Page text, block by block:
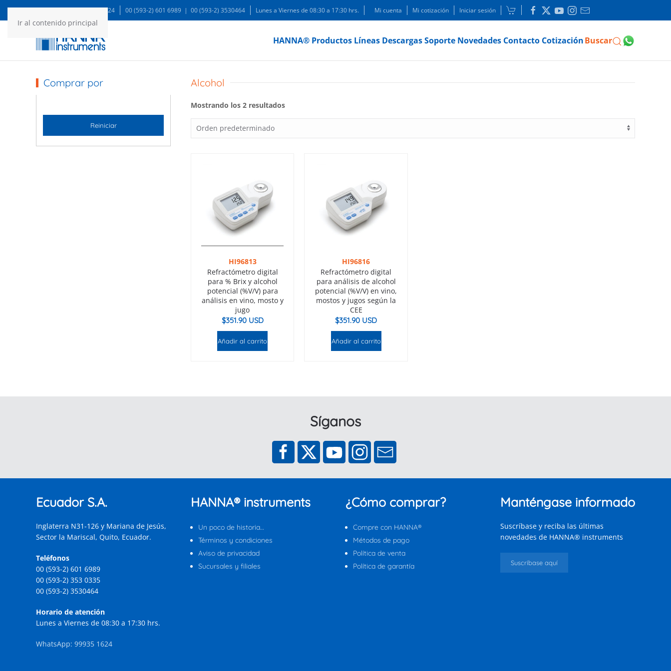
Ir al contenido principal
WA: 99935 1624 00 (593-2) 601 6989 | 00 (593-2) 3530464 Lunes a Viernes de 08:30 a 17:30 hrs. Mi cuenta Mi cotización Iniciar sesión
HANNA® Productos Líneas DescargasSoporte Novedades Contacto CotizaciónBuscar
Comprar por
Reiniciar
Alcohol
Mostrando los 2 resultados
HI96813
Refractómetro digital
para % Brix y alcohol
potencial (%V/V) para
análisis en vino, mosto y
jugo
$351.90 USD
Añadir al carrito
HI96816
Refractómetro digital
para análisis de alcohol
potencial (%V/V) en vino,
mostos y jugos según la
CEE
$351.90 USD
Añadir al carrito
Síganos
Ecuador S.A.
Inglaterra N31-126 y Mariana de Jesús,
Sector la Mariscal, Quito, Ecuador.
Teléfonos
00 (593-2) 601 6989
00 (593-2) 353 0335
00 (593-2) 3530464
Horario de atención
Lunes a Viernes de 08:30 a 17:30 hrs.
WhatsApp: 99935 1624
HANNA® instruments
Un poco de historia…
Términos y condiciones
Aviso de privacidad
Sucursales y filiales
¿Cómo comprar?
Compre con HANNA®
Métodos de pago
Política de venta
Política de garantía
Manténgase informado
Suscríbase y reciba las últimas
novedades de HANNA® instruments
Suscríbase aquí